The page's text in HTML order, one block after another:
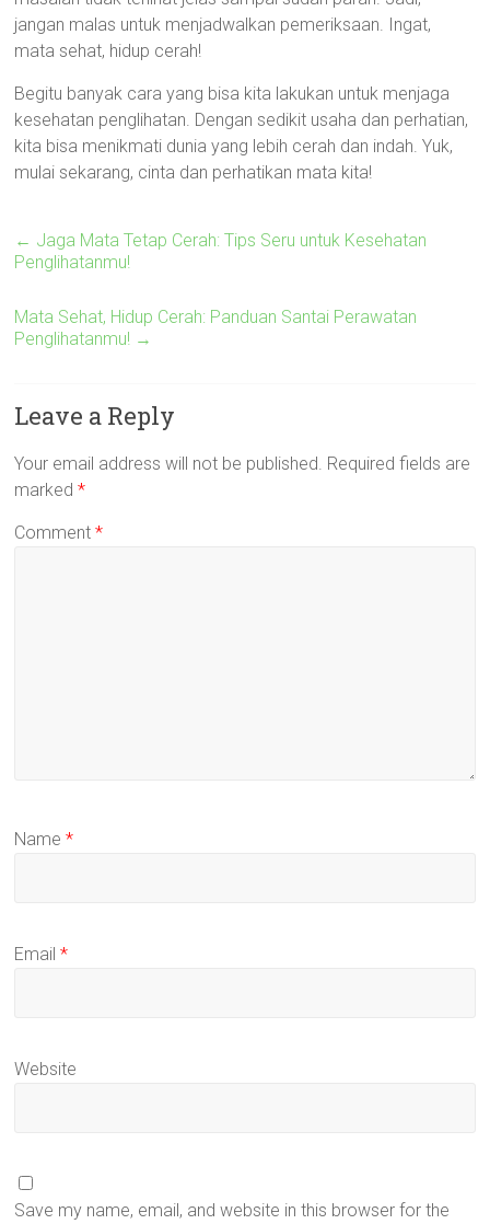
jangan malas untuk menjadwalkan pemeriksaan. Ingat,
mata sehat, hidup cerah!
Begitu banyak cara yang bisa kita lakukan untuk menjaga
kesehatan penglihatan. Dengan sedikit usaha dan perhatian,
kita bisa menikmati dunia yang lebih cerah dan indah. Yuk,
mulai sekarang, cinta dan perhatikan mata kita!
← Jaga Mata Tetap Cerah: Tips Seru untuk Kesehatan
Penglihatanmu!
Mata Sehat, Hidup Cerah: Panduan Santai Perawatan
Penglihatanmu! →
Leave a Reply
Your email address will not be published. Required fields are
marked*
Comment*
Name*
Email*
Website
Save my name, email, and website in this browser for the